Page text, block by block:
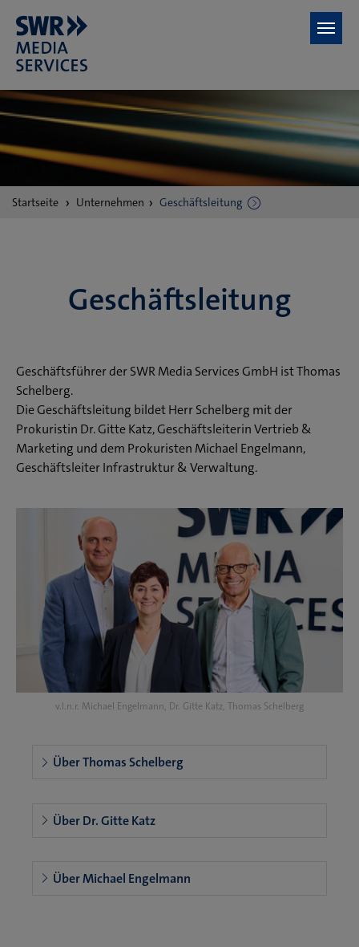
Sie
Startseite Unternehmen Geschäftsleitung
Geschäftsleitung
Geschäftsführer der SWR Media Services GmbH ist Thomas
Schelberg.
Die Geschäftsleitung bildet Herr Schelberg mit der
Prokuristin Dr. Gitte Katz, Geschäftsleiterin Vertrieb &
Marketing und dem Prokuristen Michael Engelmann,
Geschäftsleiter Infrastruktur & Verwaltung.
v.l.n.r. Michael Engelmann, Dr. Gitte Katz, Thomas Schelberg
Über Thomas Schelberg
Über Dr. Gitte Katz
Über Michael Engelmann